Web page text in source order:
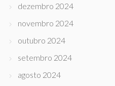
dezembro 2024
novembro 2024
outubro 2024
setembro 2024
agosto 2024